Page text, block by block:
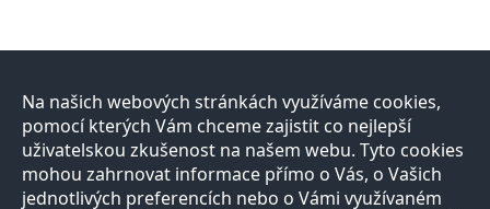
Na našich webových stránkách využíváme cookies,
pomocí kterých Vám chceme zajistit co nejlepší
uživatelskou zkušenost na našem webu. Tyto cookies
mohou zahrnovat informace přímo o Vás, o Vašich
jednotlivých preferencích nebo o Vámi využívaném